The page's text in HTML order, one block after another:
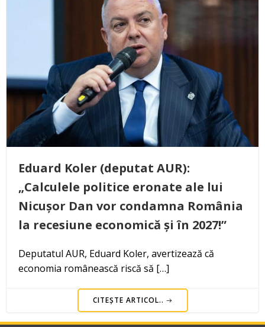
Eduard Koler (deputat AUR):
„Calculele politice eronate ale lui
Nicușor Dan vor condamna România
la recesiune economică și în 2027!”
Deputatul AUR, Eduard Koler, avertizează că
economia românească riscă să […]
CITEȘTE ARTICOL..